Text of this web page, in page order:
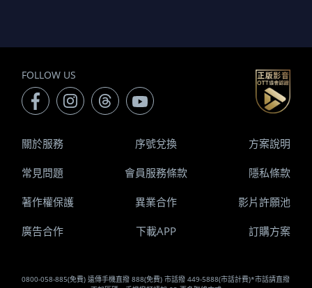
FOLLOW US
0800-058-885(免費) 遠傳手機直撥 888(免費) 市話撥 449-5888(市話計費)*市話請直撥
關於服務 序號兌換 方案說明
常見問題 會員服務條款 隱私條款
著作權保護 異業合作 影片許願池
廣告合作 下載APP 訂購方案